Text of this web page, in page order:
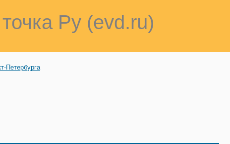
Ру (evd.ru)
Петербурга